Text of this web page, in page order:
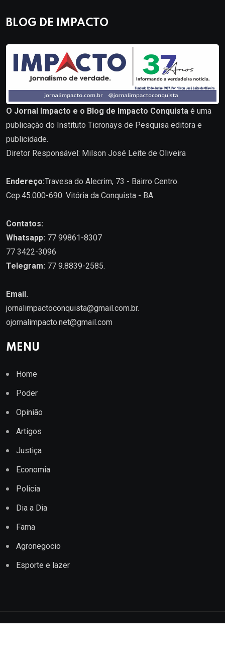
BLOG DE IMPACTO
O Jornal Impacto e o Blog de Impacto Conquista é uma
publicação do Instituto Ticronays de Pesquisa editora e
publicidade.
Diretor Responsável: Milson José Leite de Oliveira
Endereço:Travesa do Alecrim, 73 - Bairro Centro.
Cep.45.000-690. Vitória da Conquista - BA
Contatos:
Whatsapp: 77 99861-8307
77 3422-3096
Telegram: 77 9.8839-2585.
Email.
jornalimpactoconquista@gmail.com.br.
ojornalimpacto.net@gmail.com
MENU
Home
Poder
Opinião
Artigos
Justiça
Economia
Policia
Dia a Dia
Fama
Agronegocio
Esporte e lazer